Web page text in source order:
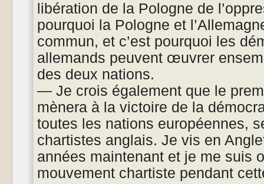
libération de la Pologne de
pourquoi la Pologne et
commun, et c’est pourquoi les
allemands peuvent œuvrer
des deux nations.
— Je crois également que le
mènera à la victoire de la
toutes les nations européennes,
chartistes anglais. Je vis en
années maintenant et je me suis
mouvement chartiste pendant